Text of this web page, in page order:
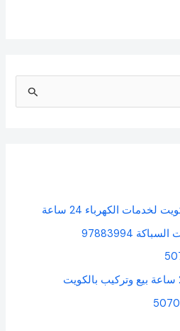
الكهرباء 24 ساعة
97883994